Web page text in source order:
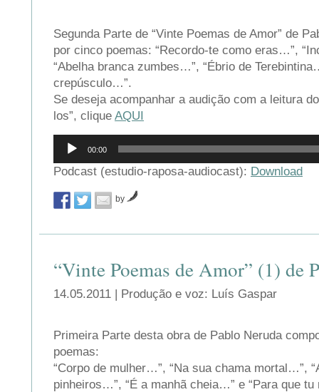
Segunda Parte de “Vinte Poemas de Amor” de
por cinco poemas: “Recordo-te como eras…”,
“Abelha branca zumbes…”, “Ébrio de
crepúsculo…”.
Se deseja acompanhar a audição com a leitura
los”, clique AQUI
Reprodutor
áudio
00:00
Podcast (estudio-raposa-audiocast): Download
by
“Vinte Poemas de Amor” (1) de
14.05.2011 | Produção e voz: Luís Gaspar
Primeira Parte desta obra de Pablo Neruda
poemas:
“Corpo de mulher…”, “Na sua chama mortal…”,
pinheiros…”, “É a manhã cheia…” e “Para que